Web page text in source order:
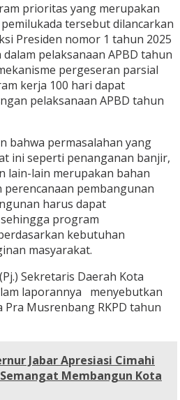
prioritas yang merupakan
tersebut dilancarkan
Presiden nomor 1 tahun 2025
pelaksanaan APBD tahun
pergeseran parsial
kerja 100 hari dapat
pelaksanaan APBD tahun
bahwa permasalahan yang
ini seperti penanganan banjir,
lain-lain merupakan bahan
perencanaan pembangunan
harus dapat
program
kebutuhan
masyarakat.
Sekretaris Daerah Kota
laporannya menyebutkan
Musrenbang RKPD tahun
Jabar Apresiasi Cimahi
Membangun Kota